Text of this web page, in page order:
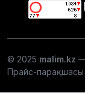
© 2025 malim.kz —
Прайс-парақшасы